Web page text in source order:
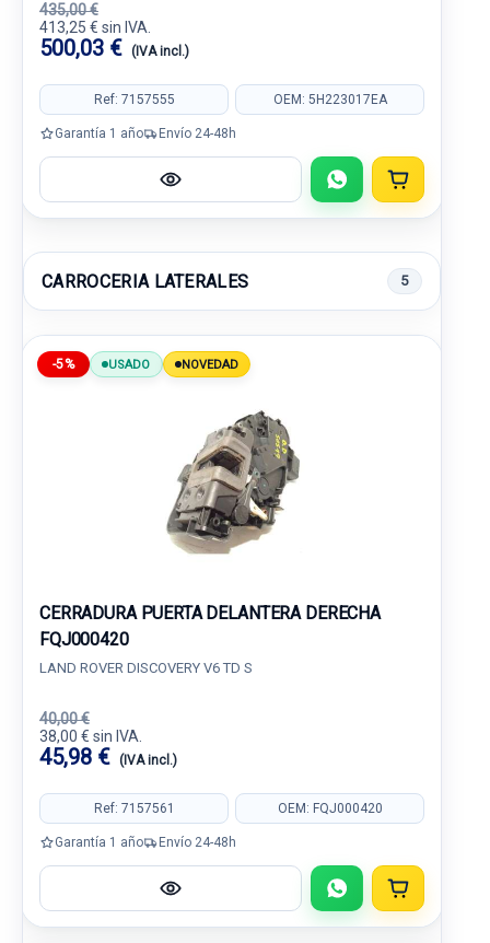
435,00 €
413,25 € sin IVA.
500,03 € (IVA incl.)
Ref: 7157555 OEM: 5H223017EA
Garantía 1 año Envío 24-48h
CARROCERIA LATERALES 5
-5% USADO NOVEDAD
CERRADURA PUERTA DELANTERA DERECHA
FQJ000420
LAND ROVER DISCOVERY V6 TD S
40,00 €
38,00 € sin IVA.
45,98 € (IVA incl.)
Ref: 7157561 OEM: FQJ000420
Garantía 1 año Envío 24-48h